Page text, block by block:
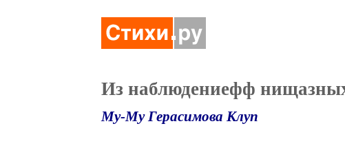
Из наблюдениефф
Му-Му Герасимова Клуп